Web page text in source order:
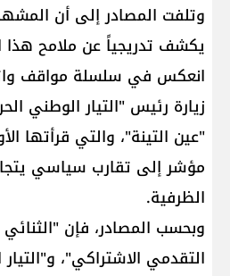
وتلفت المصادر إلى أن
يكشف تدريجياً عن ملامح هذا
انعكس في سلسلة مواقف
زيارة رئيس "التيار الوطني
"عين التينة"، والتي قرأتها
مؤشر إلى تقارب سياسي
الظرفية.
وبحسب المصادر، فإن
التقدمي الاشتراكي"،